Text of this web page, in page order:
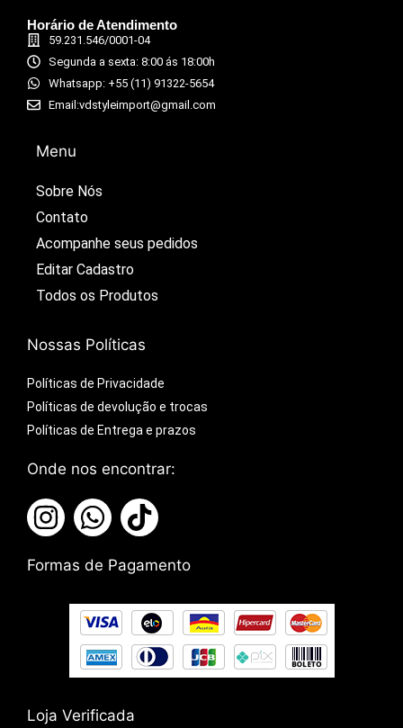
Horário de Atendimento
59.231.546/0001-04
Segunda a sexta: 8:00 ás 18:00h
Whatsapp: +55 (11) 91322-5654
Email:vdstyleimport@gmail.com
Menu
Sobre Nós
Contato
Acompanhe seus pedidos​
Editar Cadastro​
Todos os Produtos​
Nossas Políticas
Políticas de Privacidade
Políticas de devolução e trocas
Políticas de Entrega e prazos
Onde nos encontrar:
Formas de Pagamento
Loja Verificada